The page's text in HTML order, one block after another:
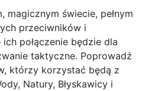
magicznym świecie, pełnym
przeciwników i
połączenie będzie dla
taktyczne. Poprowadź
którzy korzystać będą z
Natury, Błyskawicy i